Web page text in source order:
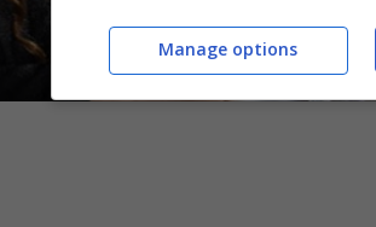
Manage options